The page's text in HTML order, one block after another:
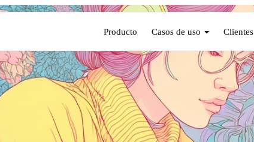
Producto Casos de uso Clientes